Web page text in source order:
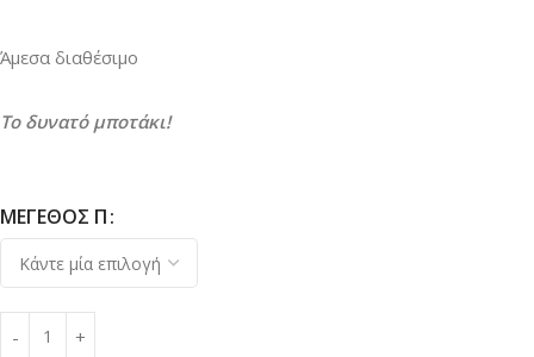
Άμεσα διαθέσιμο
Το δυνατό μποτάκι!
ΜΈΓΕΘΟΣ Π